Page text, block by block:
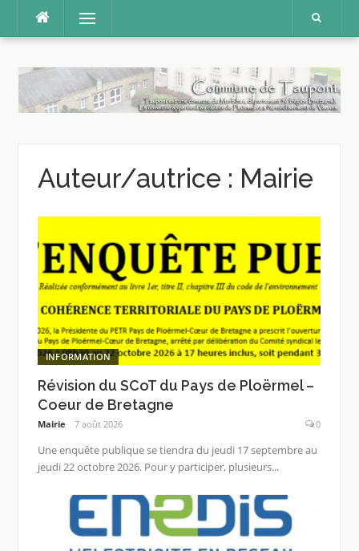
contenu
Menu
Auteur/autrice : Mairie
INFORMATION
Révision du SCoT du Pays de Ploërmel –
Coeur de Bretagne
Mairie 7 août 2026 0
Une enquête publique se tiendra du jeudi 17 septembre au
jeudi 22 octobre 2026. Pour y participer, plusieurs...